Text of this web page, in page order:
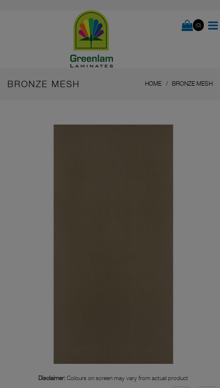
(0)
BRONZE MESH HOME BRONZE MESH
Disclaimer: Colours on screen may vary from actual product